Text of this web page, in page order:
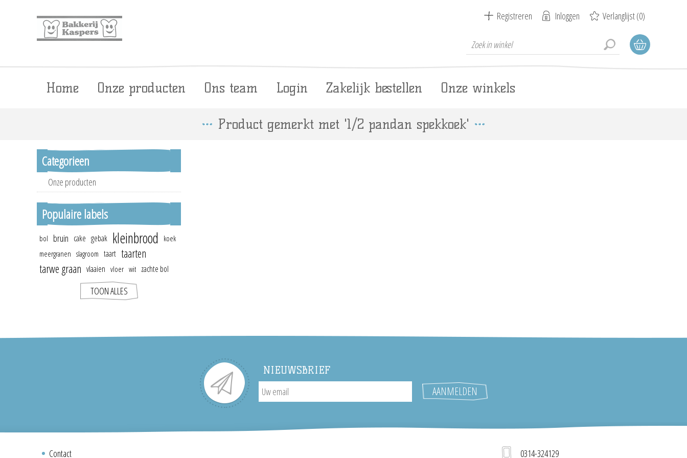
Registreren Inloggen Verlanglijst(0)
Home Onze producten Ons team Login Zakelijk bestellen Onze winkels
Product gemerkt met '1/2 pandan spekkoek'
Categorieen
Onze producten
Populaire labels
bol bruin cake gebak kleinbrood
koek
meergranen slagroom taart taarten
tarwe graan vlaaien vloer wit zachte bol
TOON ALLES
NIEUWSBRIEF
Contact 0314-324129